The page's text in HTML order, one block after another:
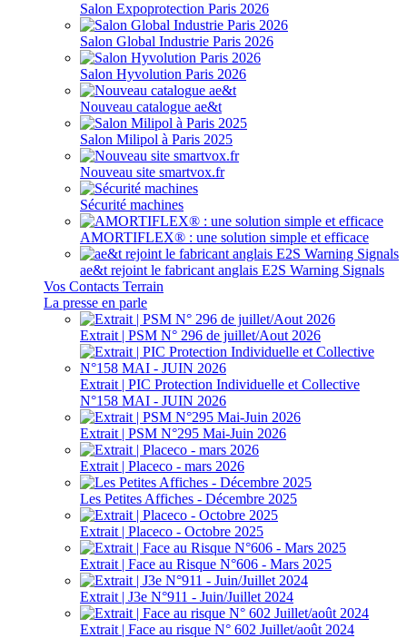
Salon Expoprotection Paris 2026
Salon Global Industrie Paris 2026
Salon Hyvolution Paris 2026
Nouveau catalogue ae&t
Salon Milipol à Paris 2025
Nouveau site smartvox.fr
Sécurité machines
AMORTIFLEX® : une solution simple et efficace
ae&t rejoint le fabricant anglais E2S Warning Signals
Vos Contacts Terrain
La presse en parle
Extrait | PSM N° 296 de juillet/Aout 2026
Extrait | PIC Protection Individuelle et Collective
N°158 MAI - JUIN 2026
Extrait | PSM N°295 Mai-Juin 2026
Extrait | Placeco - mars 2026
Les Petites Affiches - Décembre 2025
Extrait | Placeco - Octobre 2025
Extrait | Face au Risque N°606 - Mars 2025
Extrait | J3e N°911 - Juin/Juillet 2024
Extrait | Face au risque N° 602 Juillet/août 2024